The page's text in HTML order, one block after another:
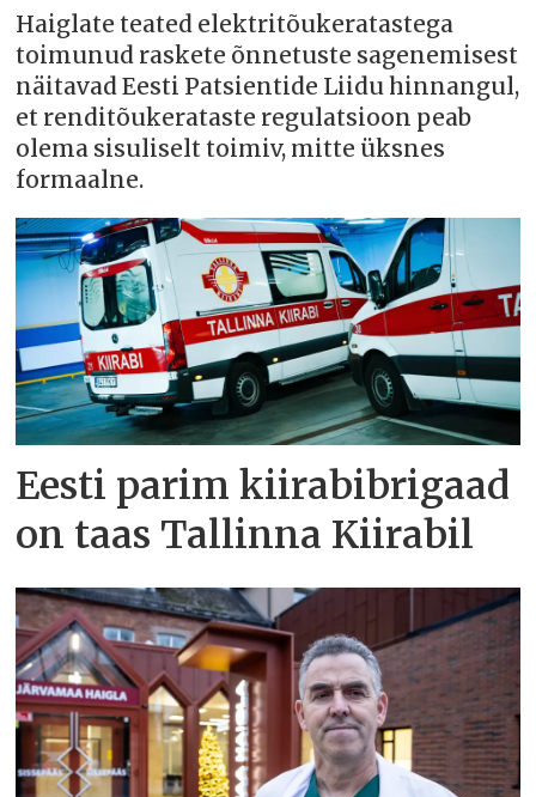
Haiglate teated elektritõukeratastega
toimunud raskete õnnetuste sagenemisest
näitavad Eesti Patsientide Liidu hinnangul,
et renditõukerataste regulatsioon peab
olema sisuliselt toimiv, mitte üksnes
formaalne.
Eesti parim kiirabibrigaad
on taas Tallinna Kiirabil